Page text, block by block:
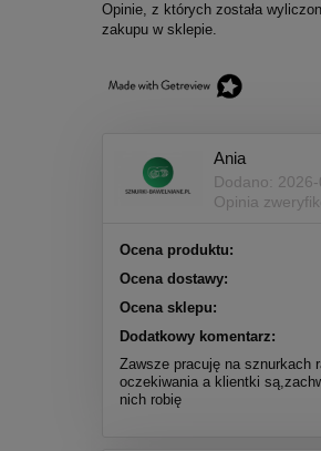
Opinie, z których została
zakupu w sklepie.
Ania
Dodano:
Opinia
Ocena produktu:
Ocena dostawy:
Ocena sklepu:
Dodatkowy komentarz:
Zawsze pracuję na sznurkach
oczekiwania a klientki
nich robię